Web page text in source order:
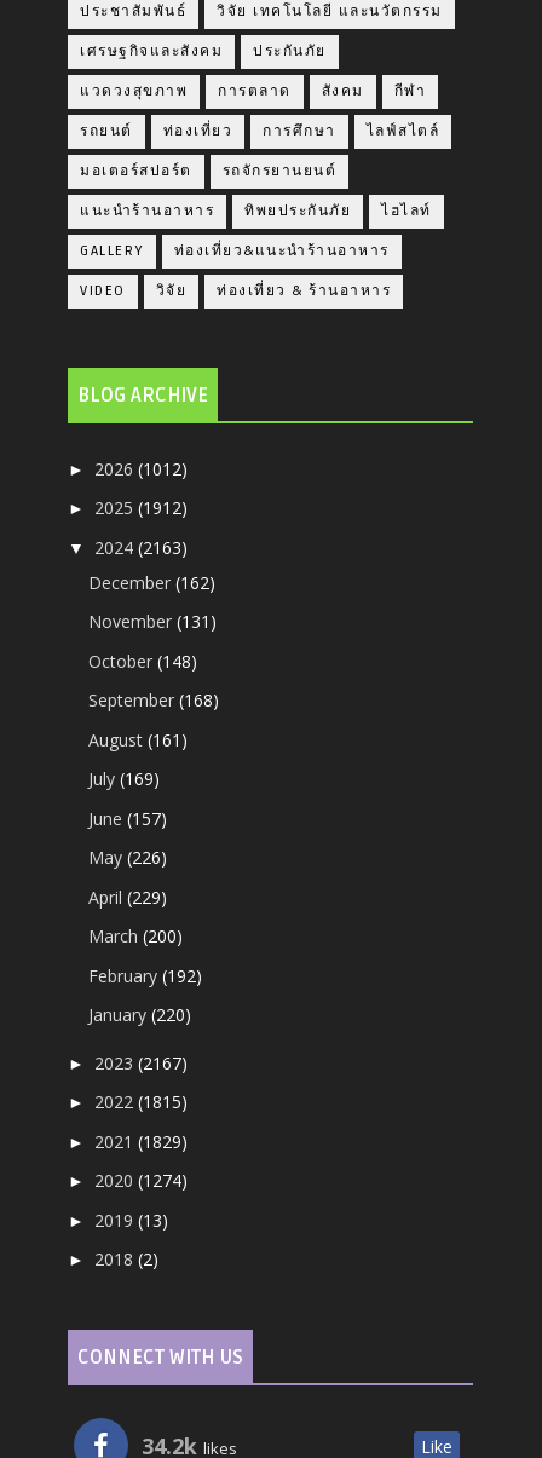
ประชาสัมพันธ์ วิจัย เทคโนโลยี และนวัตกรรม
เศรษฐกิจและสังคม ประกันภัย
แวดวงสุขภาพ การตลาด สังคม กีฬา
รถยนต์ ท่องเที่ยว การศึกษา ไลฟ์สไตล์
มอเตอร์สปอร์ต รถจักรยานยนต์
แนะนำร้านอาหาร ทิพยประกันภัย ไฮไลท์
GALLERY ท่องเที่ยว&แนะนำร้านอาหาร
VIDEO วิจัย ท่องเที่ยว & ร้านอาหาร
BLOG ARCHIVE
► 2026(1012)
► 2025(1912)
▼ 2024(2163)
December(162)
November(131)
October(148)
September(168)
August(161)
July(169)
June(157)
May(226)
April(229)
March(200)
February(192)
January(220)
► 2023(2167)
► 2022(1815)
► 2021(1829)
► 2020(1274)
► 2019(13)
► 2018(2)
CONNECT WITH US
34.2k likes Like